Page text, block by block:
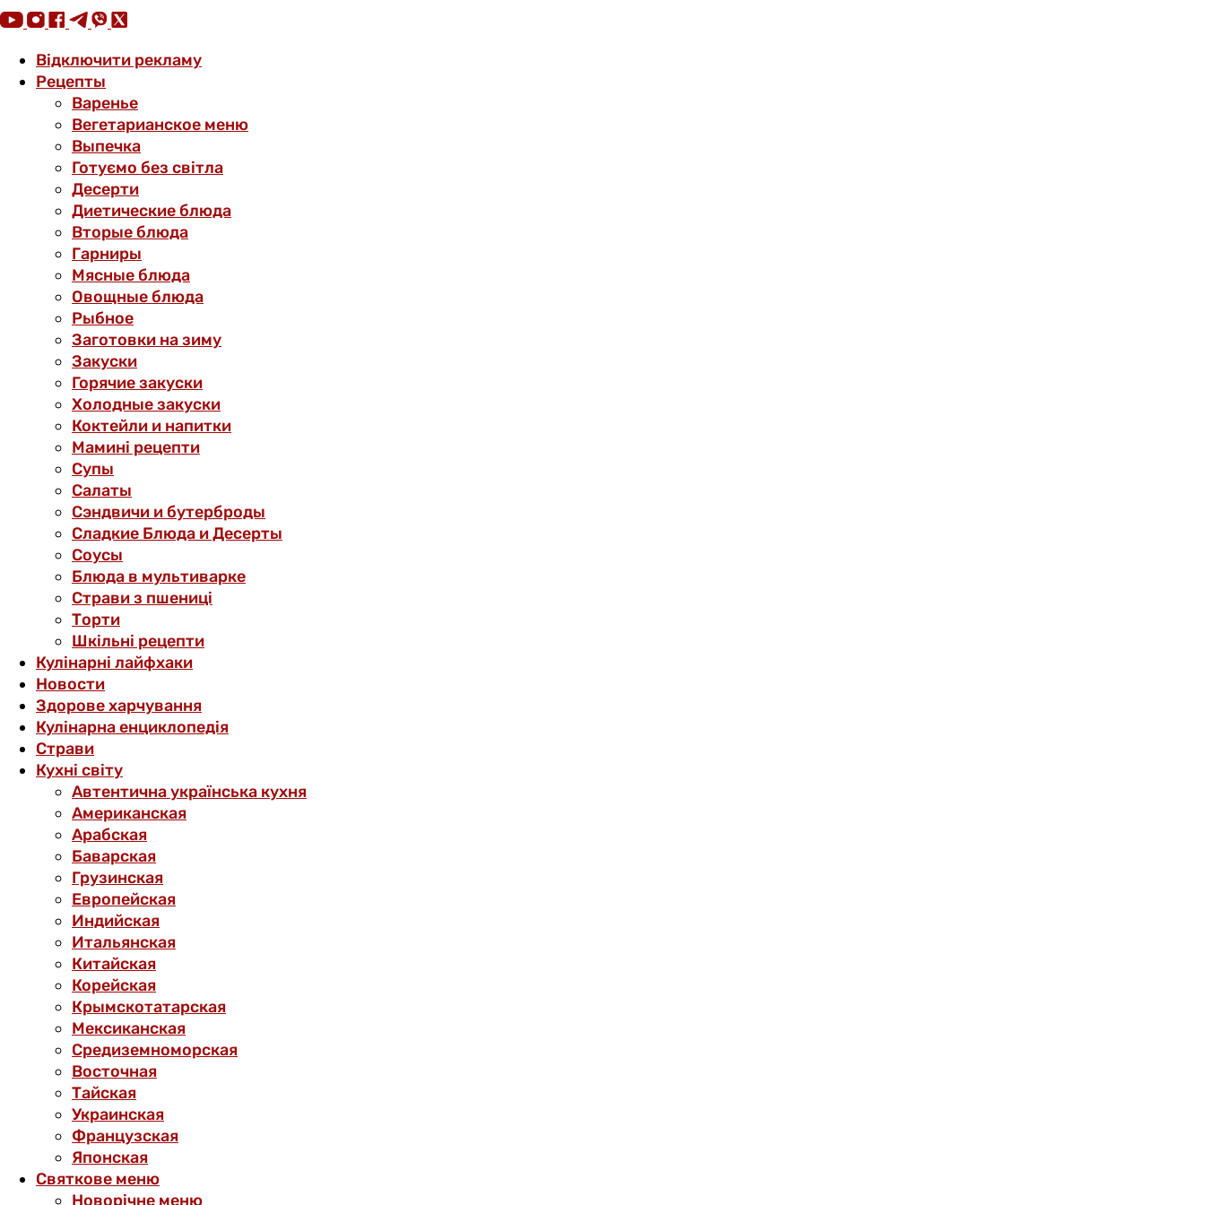
Відключити рекламу
Рецепты
Варенье
Вегетарианское меню
Выпечка
Готуємо без світла
Десерти
Диетические блюда
Вторые блюда
Гарниры
Мясные блюда
Овощные блюда
Рыбное
Заготовки на зиму
Закуски
Горячие закуски
Холодные закуски
Коктейли и напитки
Мамині рецепти
Супы
Салаты
Сэндвичи и бутерброды
Сладкие Блюда и Десерты
Соусы
Блюда в мультиварке
Страви з пшениці
Торти
Шкільні рецепти
Кулінарні лайфхаки
Новости
Здорове харчування
Кулінарна енциклопедія
Страви
Кухні світу
Автентична українська кухня
Американская
Арабская
Баварская
Грузинская
Европейская
Индийская
Итальянская
Китайская
Корейская
Крымскотатарская
Мексиканская
Средиземноморская
Восточная
Тайская
Украинская
Французская
Японская
Святкове меню
Новорічне меню